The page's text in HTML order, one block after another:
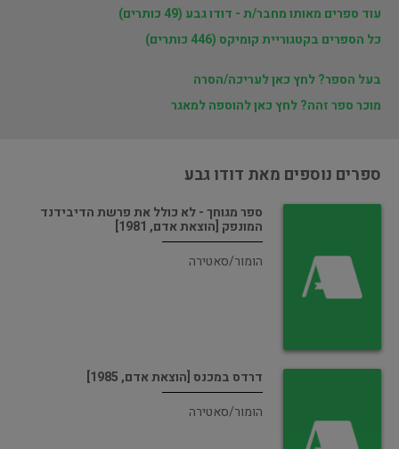
עוד ספרים מאותו מחבר/ת - דודו גבע (49 כותרים)
כל הספרים בקטגוריית קומיקס (446 כותרים)
בעל הספר? לחץ כאן לעריכה/הסרה
מוכר ספר זהה? לחץ כאן להוספה למאגר
ספרים נוספים מאת דודו גבע
ספר מגוחך - לא כולל את פרשת הדיבידנד
המונפק [הוצאת אדם, 1981]
הומור/סאטירה
דרדס במכנס [הוצאת אדם, 1985]
הומור/סאטירה